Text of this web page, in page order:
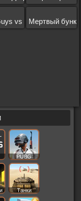
vs Bad Boys
Мертвый
PUBG
Танки